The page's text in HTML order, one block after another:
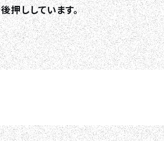
押ししています。